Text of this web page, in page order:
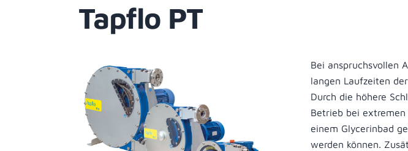
Tapflo PT
Bei anspruchsvollen
langen Laufzeiten
Durch die höhere
Betrieb bei extremen
einem Glycerinbad
werden können.